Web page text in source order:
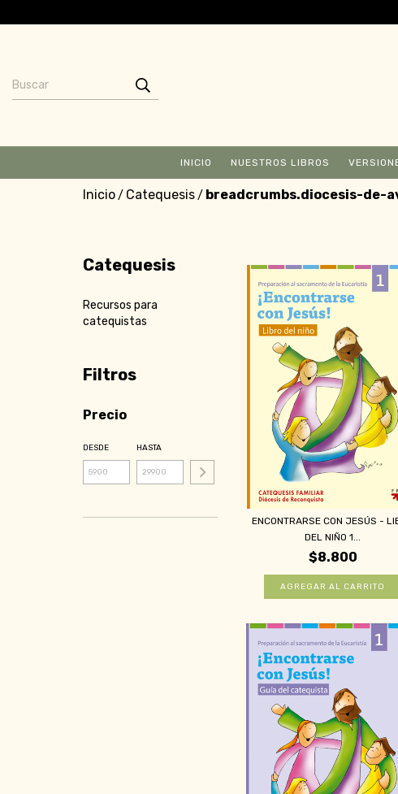
INICIO NUESTROS LIBROS
Inicio/ Catequesis/ breadcrumbs.diocesis-de-
Catequesis
Recursos para
catequistas
Filtros
Precio
DESDE HASTA
ENCONTRARSE CON JESÚS -
DEL NIÑO 1...
$8.800